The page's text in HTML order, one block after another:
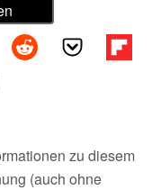
zu diesem
(auch ohne